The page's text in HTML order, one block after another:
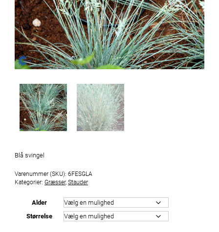
Blå svingel
Varenummer (SKU): 6FESGLA
Kategorier: Græsser, Stauder
Alder
Størrelse